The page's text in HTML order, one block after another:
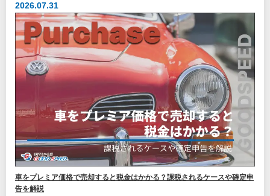
2026.07.31
車をプレミア価格で売却すると税金はかかる？課税されるケースや確定申
告を解説